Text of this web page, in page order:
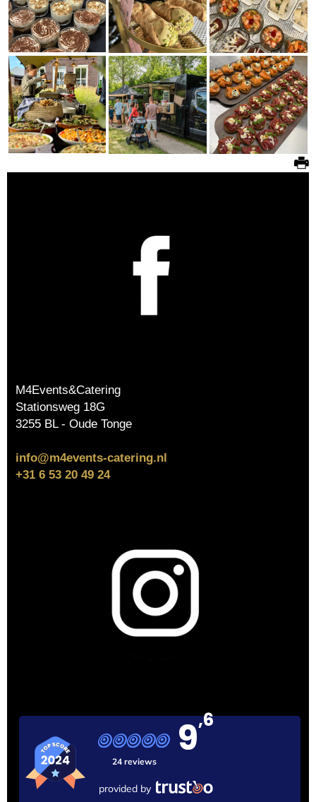
M4Events&Catering
Stationsweg 18G
3255 BL - Oude Tonge
info@m4events-catering.nl
+31 6 53 20 49 24
24 reviews 9,6
provided by